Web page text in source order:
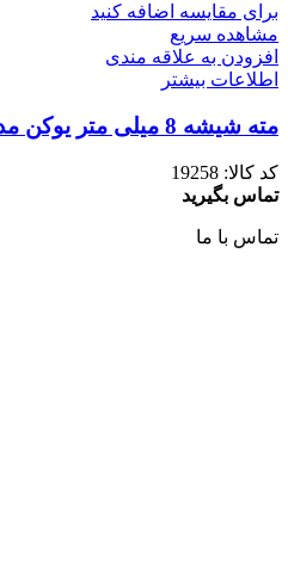
برای مقایسه اضافه کنید
مشاهده سریع
افزودن به علاقه مندی
اطلاعات بیشتر
مته شیشه 8 میلی متر یوکن مدل U1470
کد کالا: 19258
تماس بگیرید
تماس با ما